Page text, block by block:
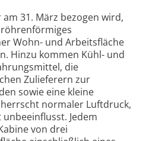
31. März bezogen wird,
Wohn- und Arbeitsfläche
Hinzu kommen Kühl- und
die
Zulieferern zur
sowie eine kleine
normaler Luftdruck,
Jedem
von drei